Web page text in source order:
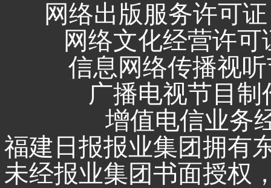
网络出版服务许可
网络文化经营许可
信息网络传播视
广播电视节目
增值电信业务
福建日报报业集团拥有
未经报业集团书面授权